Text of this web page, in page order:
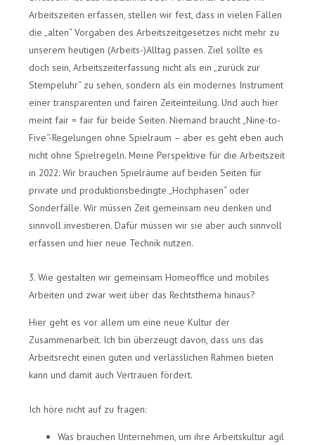
Arbeitszeiten erfassen, stellen wir fest, dass in vielen Fällen
die „alten“ Vorgaben des Arbeitszeitgesetzes nicht mehr zu
unserem heutigen (Arbeits-)Alltag passen. Ziel sollte es
doch sein, Arbeitszeiterfassung nicht als ein „zurück zur
Stempeluhr“ zu sehen, sondern als ein modernes Instrument
einer transparenten und fairen Zeiteinteilung. Und auch hier
meint fair = fair für beide Seiten. Niemand braucht „Nine-to-
Five“-Regelungen ohne Spielraum – aber es geht eben auch
nicht ohne Spielregeln. Meine Perspektive für die Arbeitszeit
in 2022: Wir brauchen Spielräume auf beiden Seiten für
private und produktionsbedingte „Hochphasen“ oder
Sonderfälle. Wir müssen Zeit gemeinsam neu denken und
sinnvoll investieren. Dafür müssen wir sie aber auch sinnvoll
erfassen und hier neue Technik nutzen.
3. Wie gestalten wir gemeinsam Homeoffice und mobiles
Arbeiten und zwar weit über das Rechtsthema hinaus?
Hier geht es vor allem um eine neue Kultur der
Zusammenarbeit. Ich bin überzeugt davon, dass uns das
Arbeitsrecht einen guten und verlässlichen Rahmen bieten
kann und damit auch Vertrauen fördert.
Ich höre nicht auf zu fragen:
Was brauchen Unternehmen, um ihre Arbeitskultur agil